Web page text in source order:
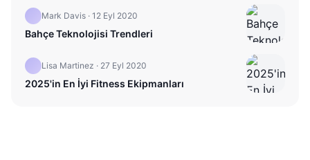
Mark Davis · 12 Eyl 2020
Bahçe Teknolojisi Trendleri
Lisa Martinez · 27 Eyl 2020
2025'in En İyi Fitness Ekipmanları